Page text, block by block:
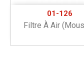
01-126
Filtre À Air